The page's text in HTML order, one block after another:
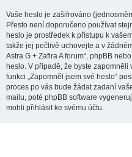
Vaše heslo je zašifrováno
Přesto není doporučeno používat
heslo je prostředek k přístupu k
takže jej pečlivě uchovejte a v
Astra G + Zafira A forum“, phpBB
heslo. V případě, že byste
funkci „Zapomněl jsem své heslo“
proces po vás bude žádat zadaní
mailu, poté phpBB software
mohli přihlásit ke svému účtu.